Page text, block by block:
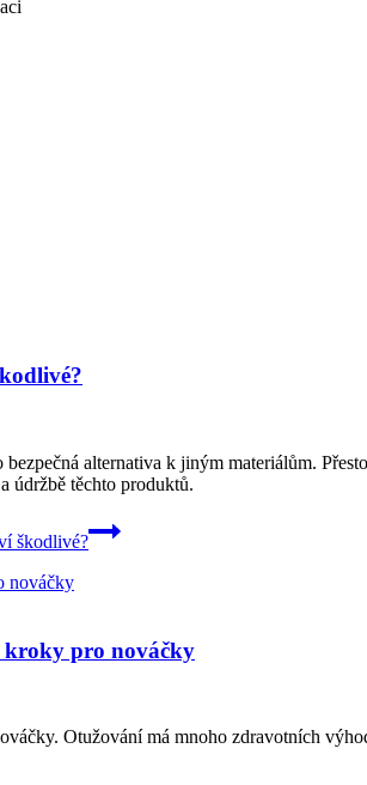
alternativa k jiným materiálům.
údržbě těchto produktů.
škodlivé?
kroky pro nováčky
Otužování má mnoho zdravotních